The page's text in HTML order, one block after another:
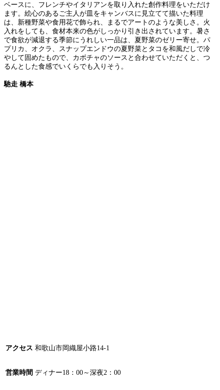
ベースに、フレンチやイタリアンを取り入れた創作料理をいただけ
ます。絵心のあるご主人が皿をキャンバスに見立てて描いた料理
は、新種野菜や食用花で飾られ、まるでアートのような美しさ。火
入れをしても、食材本来の色がしっかり引き出されています。暑さ
で食欲が減退する季節にうれしい一品は、夏野菜のゼリー寄せ。パ
プリカ、オクラ、スナップエンドウの夏野菜とタコを和風だしで冷
やして固めたもので、カボチャのソースと合わせていただくと、つ
るんとした食感でいくらでも入りそう。
馳走 橋本
アクセス 和歌山市岡織屋小路14-1
営業時間 ディナー18：00～深夜2：00